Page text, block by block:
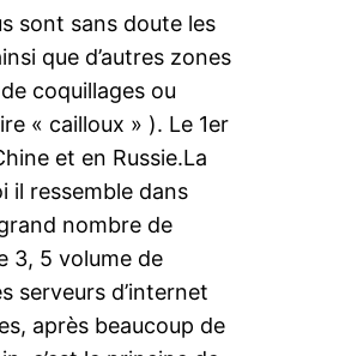
sont sans doute les
que d’autres zones
coquillages ou
« cailloux » ). Le 1er
et en Russie.La
il ressemble dans
nombre de
3, 5 volume de
serveurs d’internet
après beaucoup de